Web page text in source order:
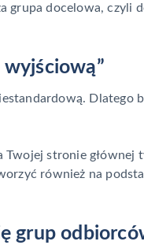
grupa docelowa,
wyjściową”
Twojej stronie
również na
grup